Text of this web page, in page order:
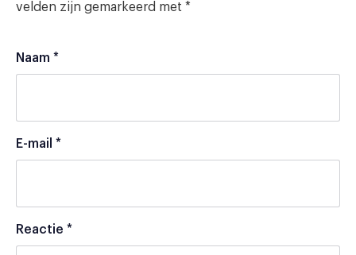
velden zijn gemarkeerd met *
Naam *
E-mail *
Reactie *